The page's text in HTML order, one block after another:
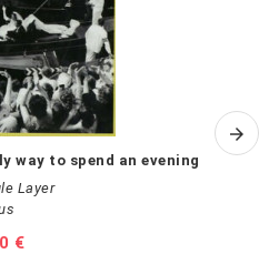
way to spend an evening
Layer
€